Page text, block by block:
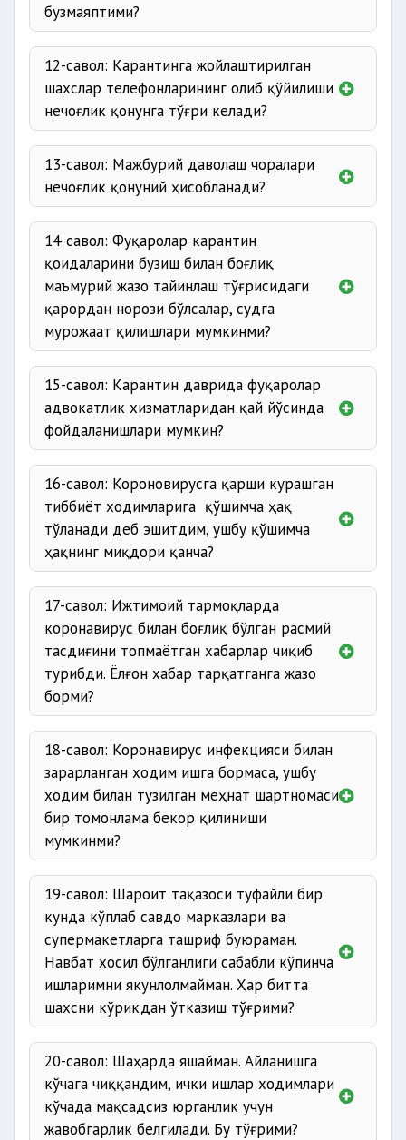
бузмаяптими?
12-савол: Карантинга жойлаштирилган
шахслар телефонларининг олиб қўйилиши
нечоғлик қонунга тўғри келади?
аниқлаш
13-савол: Мажбурий даволаш чоралари
нечоғлик қонуний ҳисобланади?
14-савол: Фуқаролар карантин
қоидаларини бузиш билан боғлиқ
маъмурий жазо тайинлаш тўғрисидаги
қарордан норози бўлсалар, судга
мурожаат қилишлари мумкинми?
15-савол: Карантин даврида фуқаролар
адвокатлик хизматларидан қай йўсинда
фойдаланишлари мумкин?
16-савол: Короновирусга қарши курашган
тиббиёт ходимларига қўшимча ҳақ
тўланади деб эшитдим, ушбу қўшимча
ҳақнинг миқдори қанча?
миллион сўм;
15 миллион сўм;
10 миллион
сўм;
5 миллион сўм.
17-савол: Ижтимоий тармоқларда
коронавирус билан боғлиқ бўлган расмий
тасдиғини топмаётган хабарлар чиқиб
турибди. Ёлғон хабар тарқатганга жазо
борми?
18-савол: Коронавирус инфекцияси билан
зарарланган ходим ишга бормаса, ушбу
ходим билан тузилган меҳнат шартномаси
бир томонлама бекор қилиниши
мумкинми?
19-савол: Шароит тақазоси туфайли бир
кунда кўплаб савдо марказлари ва
супермакетларга ташриф буюраман.
Навбат хосил бўлганлиги сабабли кўпинча
ишларимни якунлолмайман. Ҳар битта
шахсни кўрикдан ўтказиш тўғрими?
20-савол: Шаҳарда яшайман. Айланишга
кўчага чиққандим, ички ишлар ходимлари
кўчада мақсадсиз юрганлик учун
жавобгарлик белгилади. Бу тўғрими?